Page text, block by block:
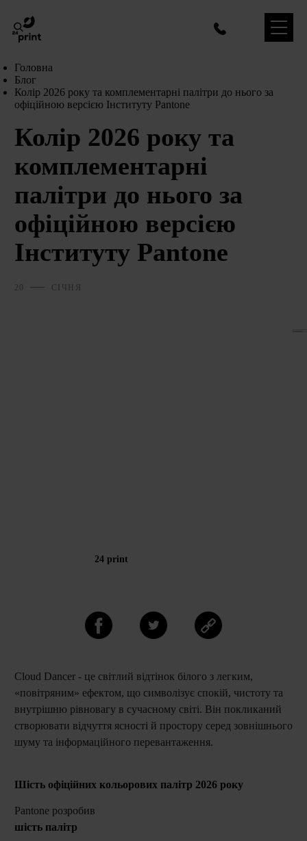
Головна
Блог
Колір 2026 року та комплементарні палітри до нього за
офіційною версією Інституту Pantone
Колір 2026 року та
комплементарні
палітри до нього за
офіційною версією
Інституту Pantone
20 СІЧНЯ
Cloud Dancer - це світлий відтінок білого з легким,
«повітряним» ефектом, що символізує спокій, чистоту та
внутрішню рівновагу в сучасному світі. Він покликаний
створювати відчуття ясності й простору серед зовнішнього
шуму та інформаційного перевантаження.
Шість офіційних кольорових палітр 2026 року
Pantone розробив
шiсть палітр
24 print